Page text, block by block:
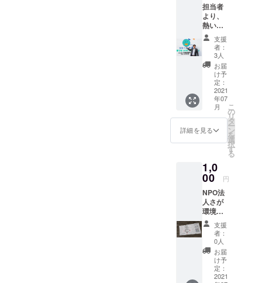
担当者
より、
熱い思
いのこ
もった
メール
返信 ご
支援い
ただい
た方へ
担当者
より厚
い思い
のこ
もった
お礼の
をお届
けしま
す
支援
者：
3人
お届
け予
定：
2021
年07
月
詳細を見る
こ
の
リ
タ
ー
ン
を
選
択
す
る
1,0
00 円
NPO法
人さが
環境推
進セン
ター：
くらし
塾商品
券1,000
円分(金
額は送
支援
者：
0人
お届
け予
定：
2021